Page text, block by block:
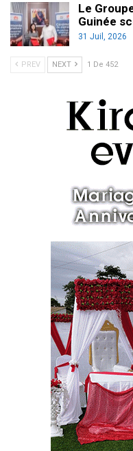
Le
Guinée
31 Juil, 2026
PREV NEXT 1 De 452